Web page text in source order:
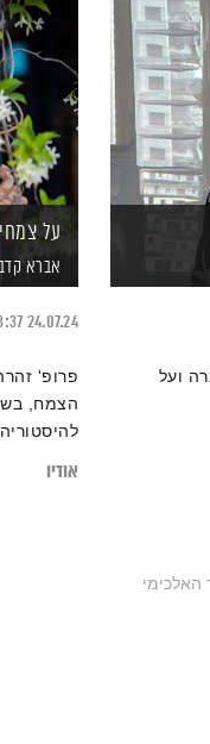
ועל
על
אברא
24.07.24
פרופ'
הצמח,
אודיו